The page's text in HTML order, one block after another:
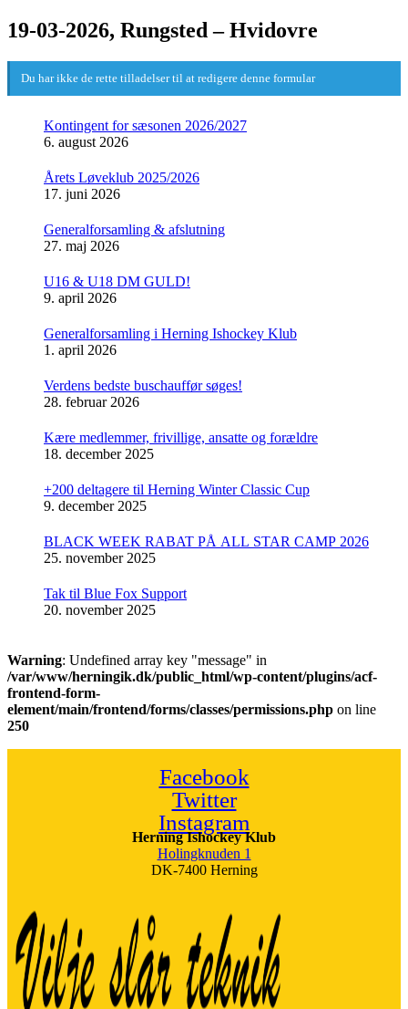
19-03-2026, Rungsted – Hvidovre
Du har ikke de rette tilladelser til at redigere denne formular
Kontingent for sæsonen 2026/2027
6. august 2026
Årets Løveklub 2025/2026
17. juni 2026
Generalforsamling & afslutning
27. maj 2026
U16 & U18 DM GULD!
9. april 2026
Generalforsamling i Herning Ishockey Klub
1. april 2026
Verdens bedste buschauffør søges!
28. februar 2026
Kære medlemmer, frivillige, ansatte og forældre
18. december 2025
+200 deltagere til Herning Winter Classic Cup
9. december 2025
BLACK WEEK RABAT PÅ ALL STAR CAMP 2026
25. november 2025
Tak til Blue Fox Support
20. november 2025
Warning: Undefined array key "message" in
/var/www/herningik.dk/public_html/wp-content/plugins/acf-
frontend-form-
element/main/frontend/forms/classes/permissions.php on line
250
Facebook
Twitter
Instagram
Herning Ishockey Klub
Holingknuden 1
DK-7400 Herning